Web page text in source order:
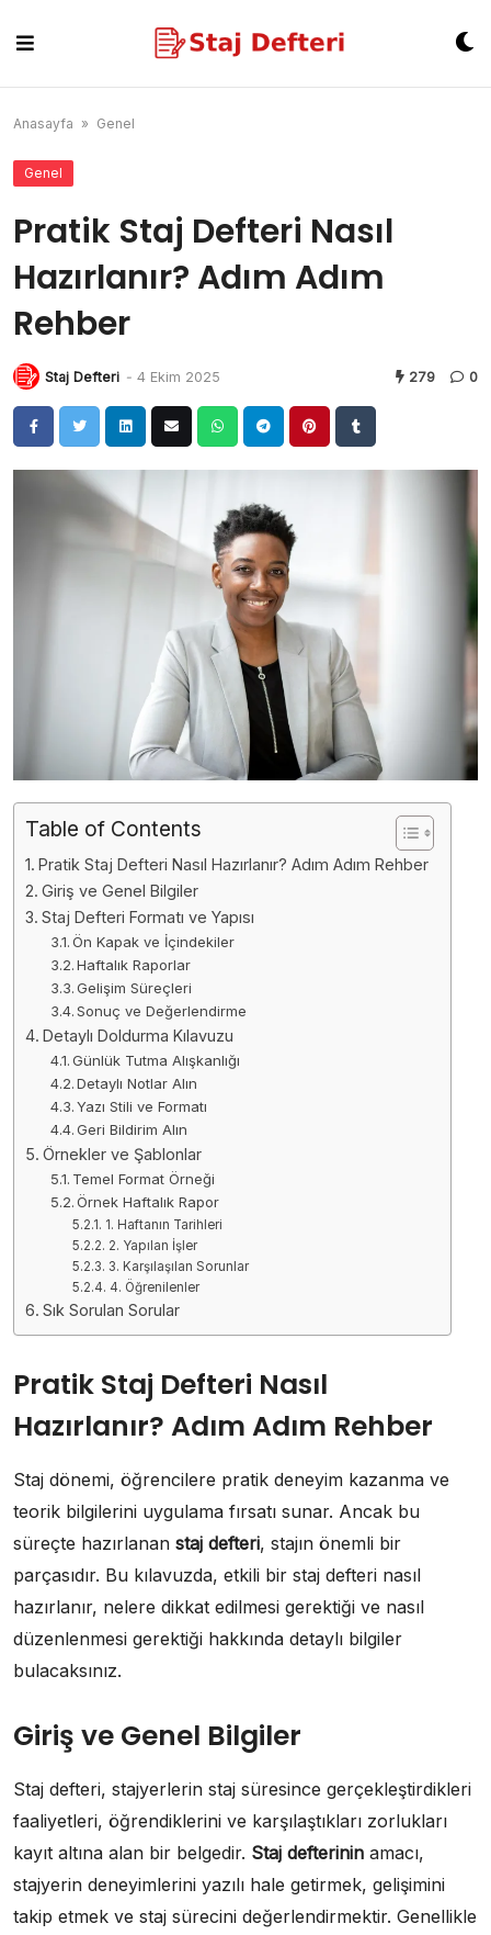
content
Anasayfa » Genel
Genel
Pratik Staj Defteri Nasıl
Hazırlanır? Adım Adım
Rehber
Staj Defteri - 4 Ekim 2025 279 0
Table of Contents
Pratik Staj Defteri Nasıl Hazırlanır? Adım Adım Rehber
Giriş ve Genel Bilgiler
Staj Defteri Formatı ve Yapısı
Ön Kapak ve İçindekiler
Haftalık Raporlar
Gelişim Süreçleri
Sonuç ve Değerlendirme
Detaylı Doldurma Kılavuzu
Günlük Tutma Alışkanlığı
Detaylı Notlar Alın
Yazı Stili ve Formatı
Geri Bildirim Alın
Örnekler ve Şablonlar
Temel Format Örneği
Örnek Haftalık Rapor
1. Haftanın Tarihleri
2. Yapılan İşler
3. Karşılaşılan Sorunlar
4. Öğrenilenler
Sık Sorulan Sorular
Pratik Staj Defteri Nasıl
Hazırlanır? Adım Adım Rehber
Staj dönemi, öğrencilere pratik deneyim kazanma ve
teorik bilgilerini uygulama fırsatı sunar. Ancak bu
süreçte hazırlanan staj defteri, stajın önemli bir
parçasıdır. Bu kılavuzda, etkili bir staj defteri nasıl
hazırlanır, nelere dikkat edilmesi gerektiği ve nasıl
düzenlenmesi gerektiği hakkında detaylı bilgiler
bulacaksınız.
Giriş ve Genel Bilgiler
Staj defteri, stajyerlerin staj süresince gerçekleştirdikleri
faaliyetleri, öğrendiklerini ve karşılaştıkları zorlukları
kayıt altına alan bir belgedir. Staj defterinin amacı,
stajyerin deneyimlerini yazılı hale getirmek, gelişimini
takip etmek ve staj sürecini değerlendirmektir. Genellikle